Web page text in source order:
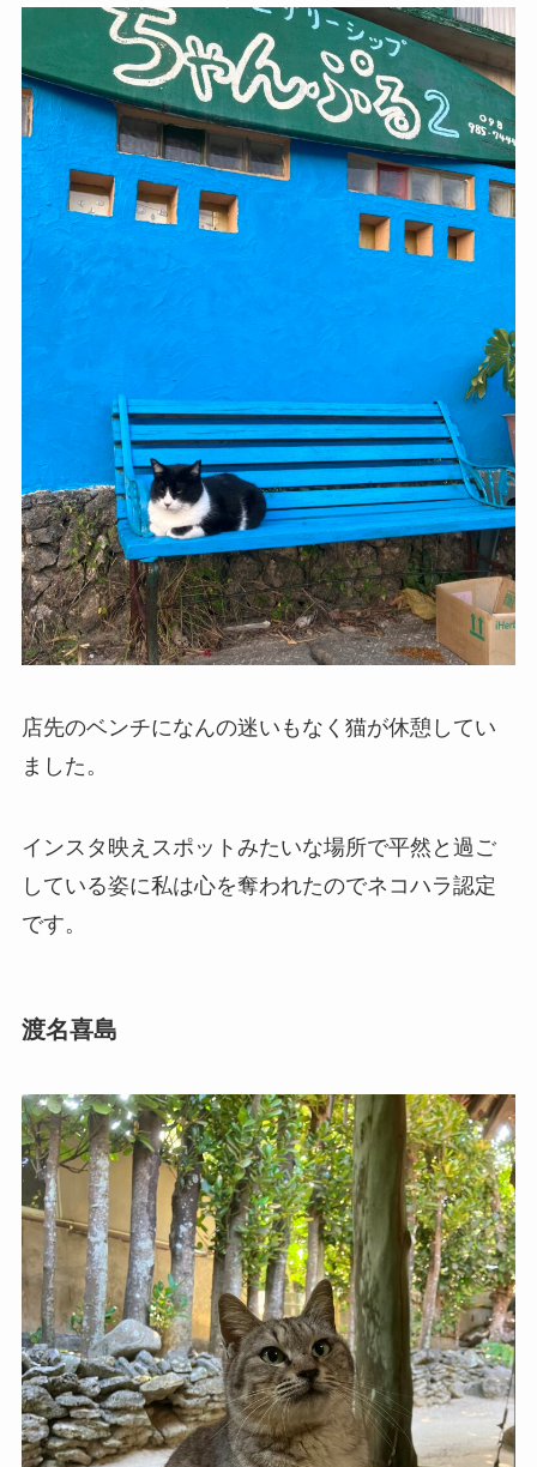
店先のベンチになんの迷いもなく猫が休憩してい
ました。
インスタ映えスポットみたいな場所で平然と過ご
している姿に私は心を奪われたのでネコハラ認定
です。
渡名喜島